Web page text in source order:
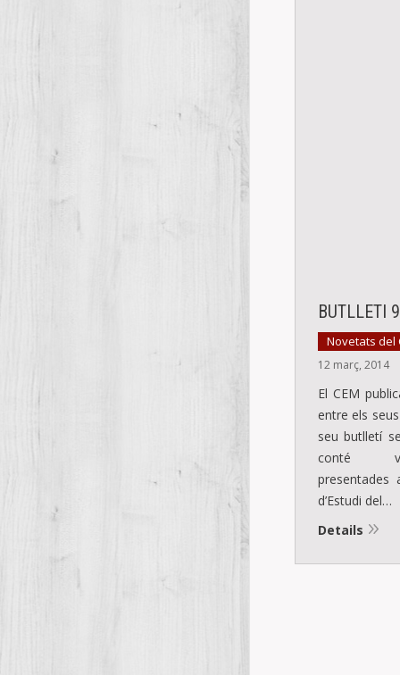
BUTLLETI
Novetats del
12 març, 2014
El CEM
entre els
seu butlletí
conté
presentades
d’Estudi del…
Details